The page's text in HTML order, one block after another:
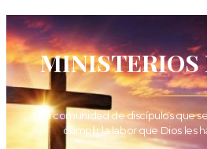
MINISTERIOS
Una comunidad de discípulos que
cumplir la labor que Dios les